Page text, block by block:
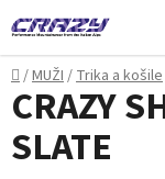
na
obsah
Domů
/MUŽI/Trika a košile
CRAZY
SLATE